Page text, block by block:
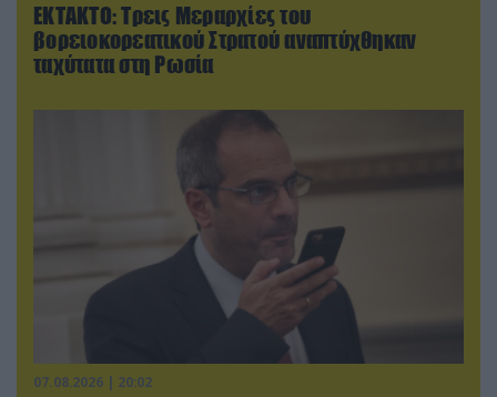
ΕΚΤΑΚΤΟ: Τρεις Μεραρχίες του
βορειοκορεατικού Στρατού αναπτύχθηκαν
ταχύτατα στη Ρωσία
07.08.2026 | 20:02